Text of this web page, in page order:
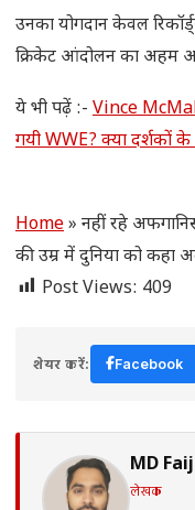
उनका योगदान केवल
क्रिकेट आंदोलन का अहम
ये भी पढ़ें :- Vince
गयी WWE? क्या दर्शकों के
Home» नहीं रहे
की उम्र में दुनिया को कहा
Post Views: 409
शेयर करें: Facebook
MD
लेखक